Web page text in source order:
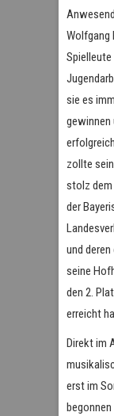
Wolfgang
sie es
gewinnen
zollte
stolz dem
der
und
seine
den 2.
erreicht
Direkt im
erst im